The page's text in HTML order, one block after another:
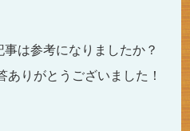
は参考になりましたか？
ありがとうございました！